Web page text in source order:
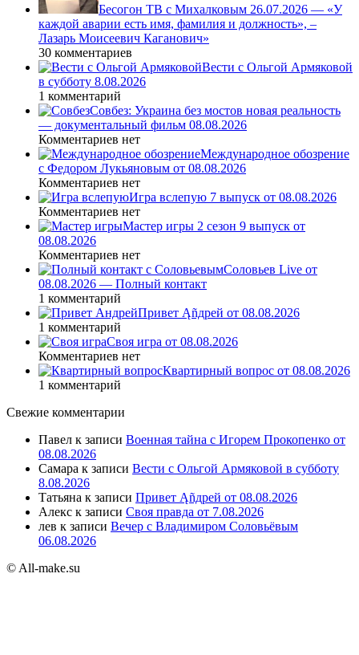
Бесогон ТВ с Михалковым 26.07.2026 — «У
каждой аварии есть имя, фамилия и должность», –
Лазарь Моисеевич Каганович»
30 комментариев
Вести с Ольгой Армяковой
в субботу 8.08.2026
1 комментарий
Совбез: Украина без мостов новая реальность
— документальный фильм 08.08.2026
Комментариев нет
Международное обозрение
с Федором Лукьяновым от 08.08.2026
Комментариев нет
Игра вслепую 7 выпуск от 08.08.2026
Комментариев нет
Мастер игры 2 сезон 9 выпуск от
08.08.2026
Комментариев нет
Соловьев Live от
08.08.2026 — Полный контакт
1 комментарий
Привет Ąñдpей от 08.08.2026
1 комментарий
Своя игра от 08.08.2026
Комментариев нет
Квартирный вопрос от 08.08.2026
1 комментарий
Свежие комментарии
Павел к записи Военная тайна с Игорем Прокопенко от
08.08.2026
Самара к записи Вести с Ольгой Армяковой в субботу
8.08.2026
Татьяна к записи Привет Ąñдpей от 08.08.2026
Алекс к записи Своя правда от 7.08.2026
лев к записи Вечер с Владимиром Соловьёвым
06.08.2026
© All-make.su